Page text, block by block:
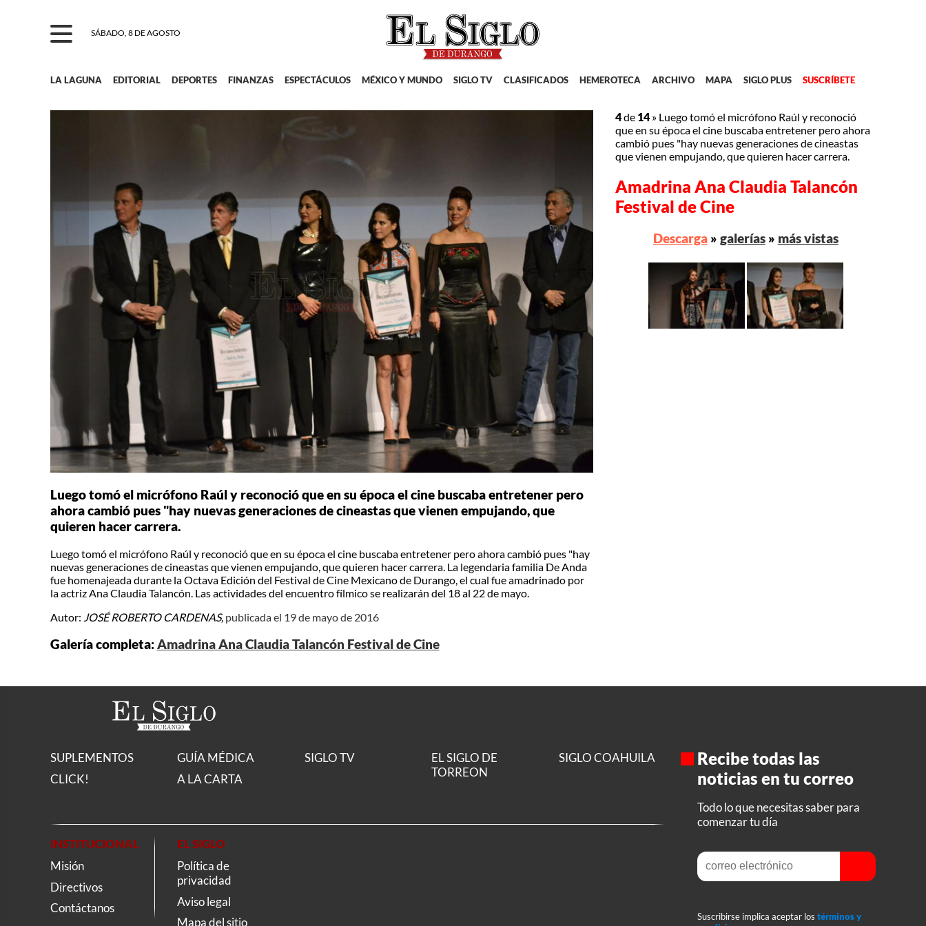
SÁBADO, 8 DE AGOSTO
LA LAGUNA EDITORIAL DEPORTES FINANZAS ESPECTÁCULOS MÉXICO Y MUNDO SIGLO TV CLASIFICADOS HEMEROTECA ARCHIVO MAPA SIGLO PLUS SUSCRÍBETE
Luego tomó el micrófono Raúl y reconoció que en su época el cine buscaba entretener pero
ahora cambió pues "hay nuevas generaciones de cineastas que vienen empujando, que
quieren hacer carrera.
Luego tomó el micrófono Raúl y reconoció que en su época el cine buscaba entretener pero ahora cambió pues "hay
nuevas generaciones de cineastas que vienen empujando, que quieren hacer carrera. La legendaria familia De Anda
fue homenajeada durante la Octava Edición del Festival de Cine Mexicano de Durango, el cual fue amadrinado por
la actriz Ana Claudia Talancón. Las actividades del encuentro fílmico se realizarán del 18 al 22 de mayo.
Autor: JOSÉ ROBERTO CARDENAS, publicada el 19 de mayo de 2016
Galería completa:Amadrina Ana Claudia Talancón Festival de Cine
4de 14 » Luego tomó el micrófono Raúl y reconoció
que en su época el cine buscaba entretener pero ahora
cambió pues "hay nuevas generaciones de cineastas
que vienen empujando, que quieren hacer carrera.
Amadrina Ana Claudia Talancón
Festival de Cine
Descarga» galerías» más vistas
SUPLEMENTOS
CLICK!
GUÍA MÉDICA
A LA CARTA
SIGLO TV
EL SIGLO DE
TORREON
SIGLO COAHUILA
INSTITUCIONAL
Misión
Directivos
Contáctanos
EL SIGLO
Política de
privacidad
Aviso legal
Mapa del sitio
Recibe todas las
noticias en tu correo
Todo lo que necesitas saber para
comenzar tu día
Suscribirse implica aceptar los términos y